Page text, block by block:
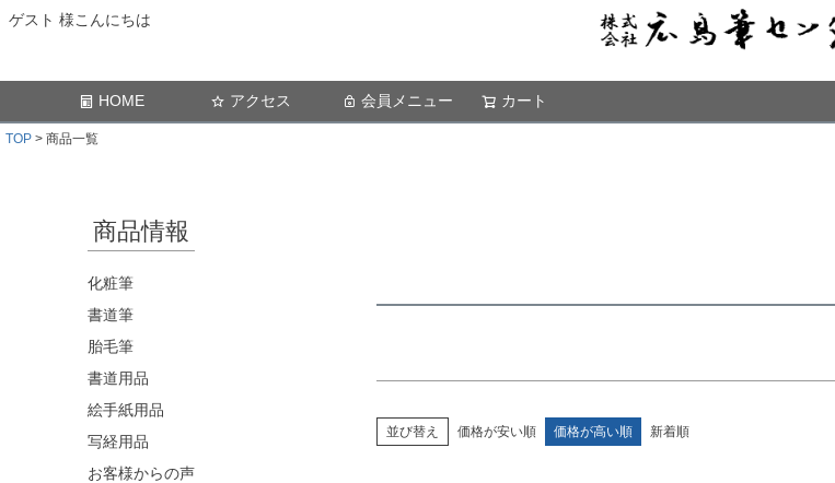
ゲスト 様こんにちは
HOME アクセス 会員メニュー カート
TOP 商品一覧
商品情報
化粧筆
書道筆
胎毛筆
書道用品
絵手紙用品
写経用品
お客様からの声
並び替え 価格が安い順 価格が高い順 新着順